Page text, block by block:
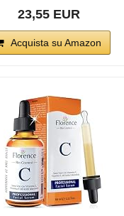
23,55 EUR
Acquista su Amazon